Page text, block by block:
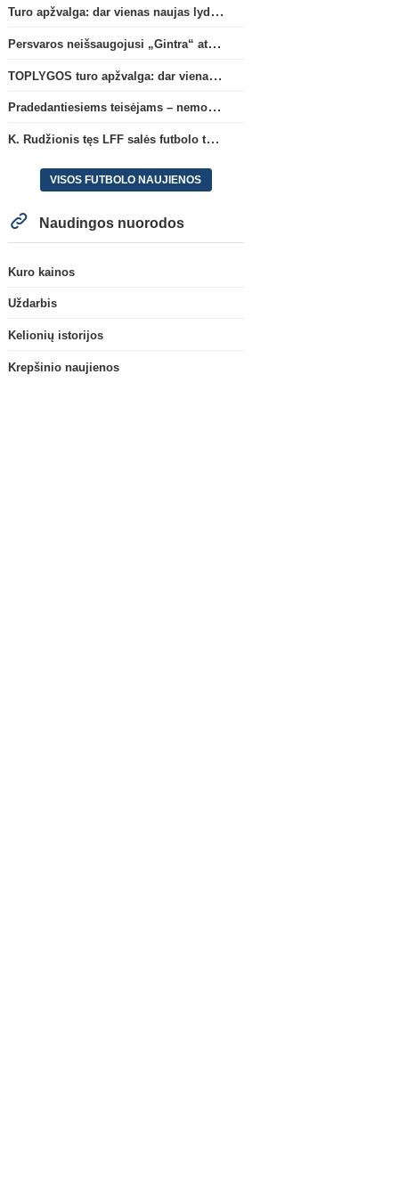
Turo apžvalga: dar vienas naujas lyderis
Persvaros neišsaugojusi „Gintra“ atrankos pusfinalyje nusileido Škotijos čempionėms
TOPLYGOS turo apžvalga: dar vienas naujas lyderis
Pradedantiesiems teisėjams – nemokamas seminaras Vilniuje šį penktadienį
K. Rudžionis tęs LFF salės futbolo techninio direktoriaus veiklą
VISOS FUTBOLO NAUJIENOS
Naudingos nuorodos
Kuro kainos
Uždarbis
Kelionių istorijos
Krepšinio naujienos